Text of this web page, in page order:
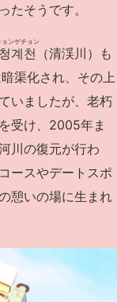
たそうです。
청계천
ョンゲチョン
（清渓川）も
渠化され、その上
いましたが、老朽
受け、2005年ま
川の復元が行わ
ースやデートスポ
憩いの場に生まれ